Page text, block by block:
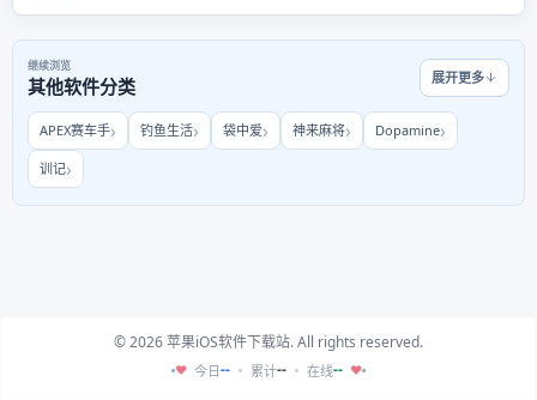
继续浏览
其他软件分类 展开更多
APEX赛车手 钓鱼生活 袋中爱 神来麻将 Dopamine
训记
© 2026 苹果iOS软件下载站. All rights reserved.
♥ 今日-- 累计-- 在线-- ♥